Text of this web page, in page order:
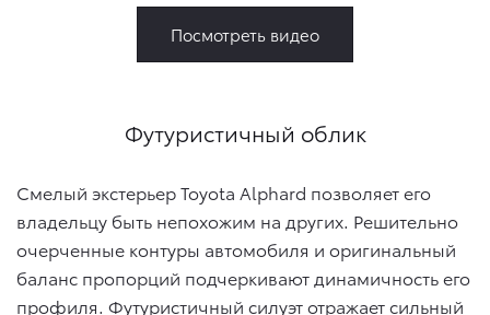
Посмотреть видео
Футуристичный облик
Смелый экстерьер Toyota Alphard позволяет его
владельцу быть непохожим на других. Решительно
очерченные контуры автомобиля и оригинальный
баланс пропорций подчеркивают динамичность его
профиля. Футуристичный силуэт отражает сильный